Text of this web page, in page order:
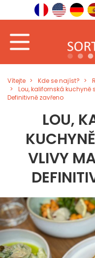
Vítejte Kde se najíst?
Lou, kalifornská kuchyně
Definitivně zavřeno
LOU,
VLIVY